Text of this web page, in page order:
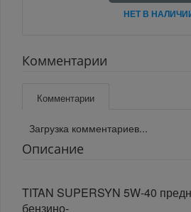
НЕТ В
Комментарии
Комментарии
Загрузка комментариев...
Описание
TITAN SUPERSYN 5W-40
бензино-